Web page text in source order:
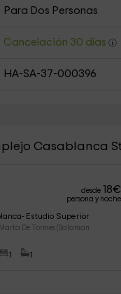
Para Dos Personas
Cancelación 30 días
HA-SA-37-000396
Casablanca
desde 18€
persona y noche
Estudio Superior
De Tormes (Salaman
1 1